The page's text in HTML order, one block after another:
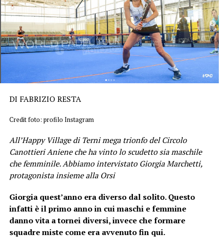
DI FABRIZIO RESTA
Credit foto: profilo Instagram
All’Happy Village di Terni mega trionfo del Circolo
Canottieri Aniene che ha vinto lo scudetto sia maschile
che femminile. Abbiamo intervistato Giorgia Marchetti,
protagonista insieme alla Orsi
Giorgia quest’anno era diverso dal solito. Questo
infatti è il primo anno in cui maschi e femmine
danno vita a tornei diversi, invece che formare
squadre miste come era avvenuto fin qui.